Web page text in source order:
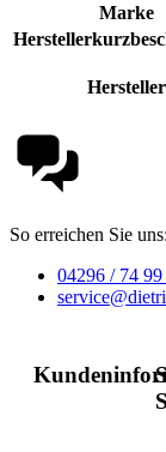
Marke
Hersteller
So erreichen Sie uns:
04296 / 74 99